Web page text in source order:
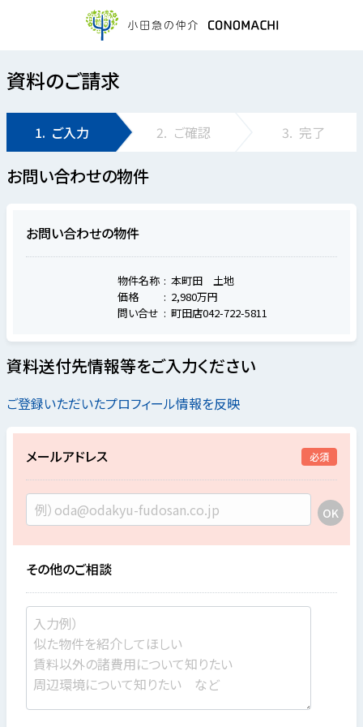
資料のご請求
1. ご入力 2. ご確認 3. 完了
お問い合わせの物件
お問い合わせの物件
物件名称
本町田 土地
価格
2,980万円
問い合せ
町田店042-722-5811
資料送付先情報等をご入力ください
ご登録いただいたプロフィール情報を反映
メールアドレス 必須
その他のご相談